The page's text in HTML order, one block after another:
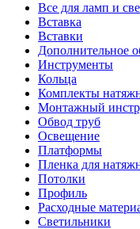
Все для ламп и
Вставка
Вставки
Дополнительное
Инструменты
Кольца
Комплекты
Монтажный
Обвод труб
Освещение
Платформы
Пленка для
Потолки
Профиль
Расходные
Светильники